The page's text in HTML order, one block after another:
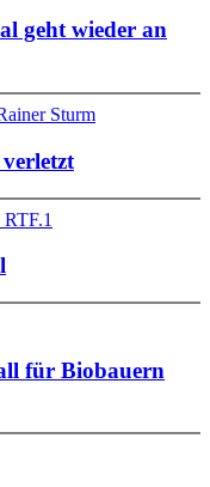
geht wieder an
für Biobauern